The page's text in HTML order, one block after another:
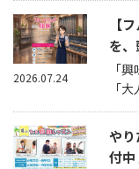
【
を
「
「
2026.07.24
やり
付